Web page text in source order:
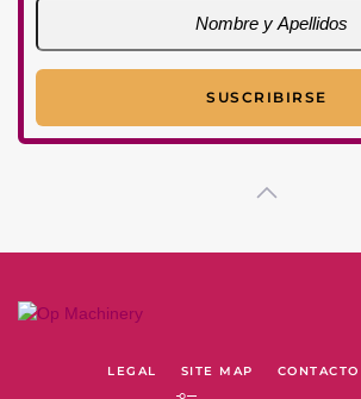
LEGAL SITE MAP CONTACTO